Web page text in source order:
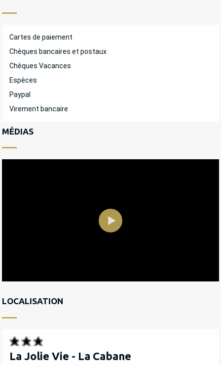
Cartes de paiement
Chèques bancaires et postaux
Chèques Vacances
Espèces
Paypal
Virement bancaire
MÉDIAS
LOCALISATION
La Jolie Vie - La Cabane